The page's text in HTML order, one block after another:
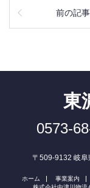
前の記事
東
0573-
〒509-9132 岐
ホーム 事業案内